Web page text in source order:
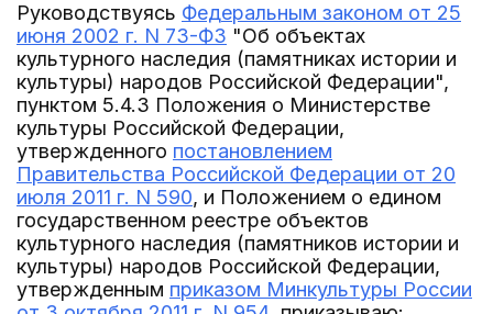
Руководствуясь Федеральным законом от 25
июня 2002 г. N 73-ФЗ "Об объектах
культурного наследия (памятниках истории и
культуры) народов Российской Федерации",
пунктом 5.4.3 Положения о Министерстве
культуры Российской Федерации,
утвержденного постановлением
Правительства Российской Федерации от 20
июля 2011 г. N 590, и Положением о едином
государственном реестре объектов
культурного наследия (памятников истории и
культуры) народов Российской Федерации,
утвержденным приказом Минкультуры России